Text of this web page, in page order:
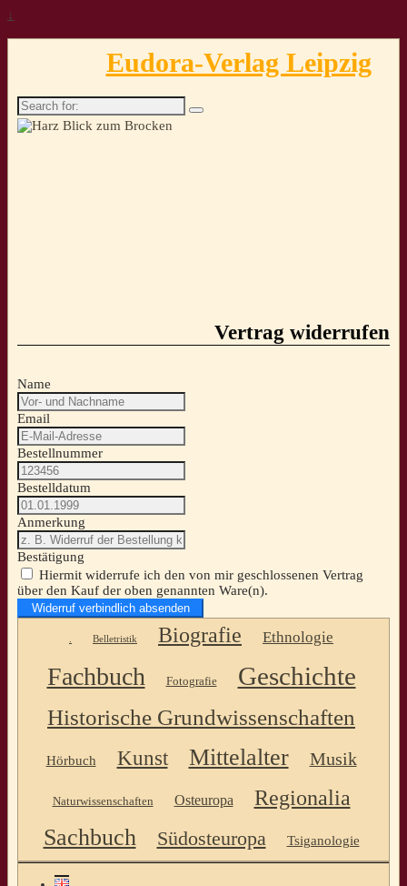
↓
Eudora-Verlag Leipzig
Search
for:
Vertrag widerrufen
Name
Email
Bestellnummer
Bestelldatum
Anmerkung
Bestätigung
Hiermit widerrufe ich den von mir geschlossenen Vertrag
über den Kauf der oben genannten Ware(n).
Widerruf verbindlich absenden
Belletristik Biografie Ethnologie
Fachbuch Fotografie Geschichte
Historische Grundwissenschaften
Hörbuch Kunst Mittelalter Musik
Naturwissenschaften Osteuropa Regionalia
Sachbuch Südosteuropa Tsiganologie